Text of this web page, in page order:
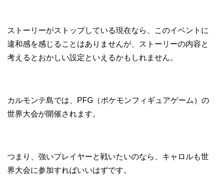
ストーリーがストップしている現在なら、このイベントに
違和感を感じることはありませんが、ストーリーの内容と
考えるとおかしい設定といえるかもしれません。
カルモンテ島では、PFG（ポケモンフィギュアゲーム）の
世界大会が開催されます。
つまり、強いプレイヤーと戦いたいのなら、キャロルも世
界大会に参加すればいいはずです。